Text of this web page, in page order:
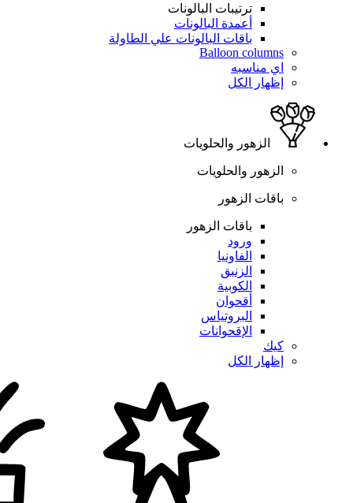
ترتيبات البالونات
أعمدة البالونات
باقات البالونات علي الطاولة
Balloon columns
اي مناسبه
إظهار الكل
الزهور والحلويات
الزهور والحلويات
باقات الزهور
باقات الزهور
ورود
الفاونيا
الزنبق
الكوبية
أقحوان
البروتياس
الإقحوانات
كيك
إظهار الكل